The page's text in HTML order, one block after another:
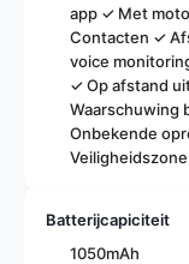
e-
mail
Uw
bericht
app ✓ Met
Contacten ✓
voice
✓ Op afstand
Waarschuwing
Onbekende
Veiligheidszone
Batterijcapiciteit
1050mAh